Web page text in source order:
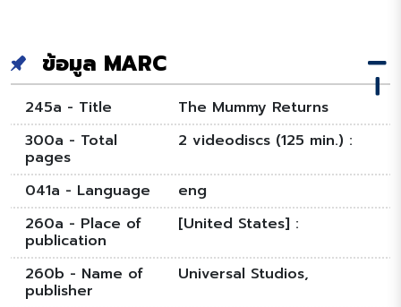
ข้อมูล MARC
245a - Title
The Mummy Returns
300a - Total
pages
2 videodiscs (125 min.) :
041a - Language
eng
260a - Place of
publication
[United States] :
260b - Name of
publisher
Universal Studios,